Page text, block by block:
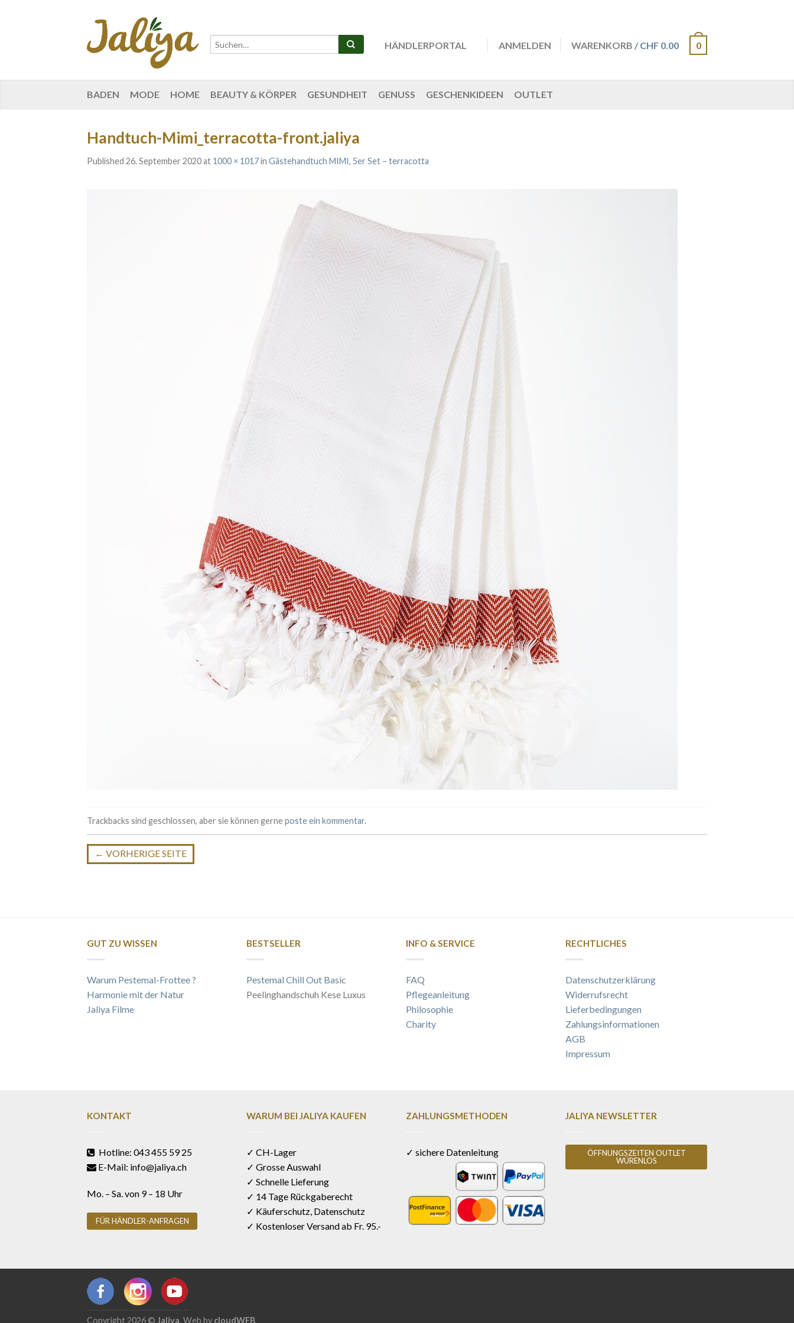
HÄNDLERPORTAL ANMELDEN WARENKORB / CHF 0.00 0
BADEN MODE HOME BEAUTY & KÖRPER GESUNDHEIT GENUSS GESCHENKIDEEN OUTLET
Handtuch-Mimi_terracotta-front.jaliya
Published 26. September 2020at 1000 × 1017in Gästehandtuch MIMI, 5er Set – terracotta
Trackbacks sind geschlossen, aber sie können gerneposte ein kommentar.
← VORHERIGE SEITE
GUT ZU WISSEN
Warum Pestemal-Frottee ?
Harmonie mit der Natur
Jaliya Filme
BESTSELLER
Pestemal Chill Out Basic
Peelinghandschuh Kese Luxus
INFO & SERVICE
FAQ
Pflegeanleitung
Philosophie
Charity
RECHTLICHES
Datenschutzerklärung
Widerrufsrecht
Lieferbedingungen
Zahlungsinformationen
AGB
Impressum
KONTAKT
Hotline: 043 455 59 25
E-Mail: info@jaliya.ch
Mo. – Sa. von 9 – 18 Uhr
FÜR HÄNDLER-ANFRAGEN
WARUM BEI JALIYA KAUFEN
✓ CH-Lager
✓ Grosse Auswahl
✓ Schnelle Lieferung
✓ 14 Tage Rückgaberecht
✓ Käuferschutz, Datenschutz
✓ Kostenloser Versand ab Fr. 95.-
ZAHLUNGSMETHODEN
✓ sichere Datenleitung
JALIYA NEWSLETTER
ÖFFNUNGSZEITEN OUTLET
WÜRENLOS
Copyright 2026 © Jaliya. Web by cloudWEB